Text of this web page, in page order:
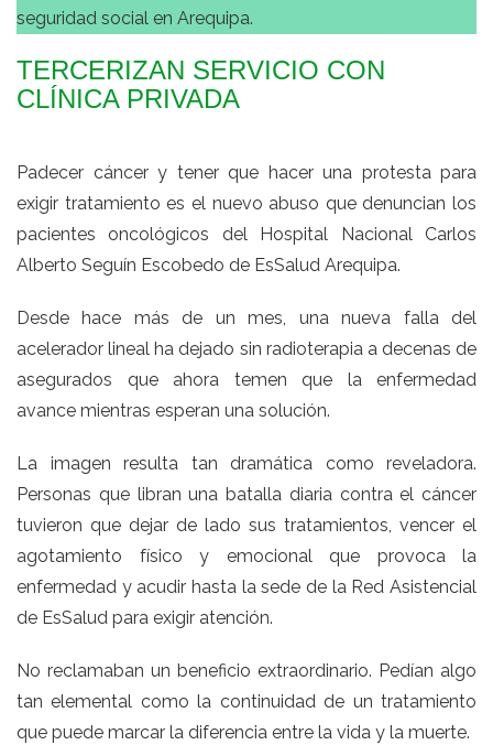
seguridad social en Arequipa.
TERCERIZAN SERVICIO CON
CLÍNICA PRIVADA
Padecer cáncer y tener que hacer una protesta para
exigir tratamiento es el nuevo abuso que denuncian los
pacientes oncológicos del Hospital Nacional Carlos
Alberto Seguín Escobedo de EsSalud Arequipa.
Desde hace más de un mes, una nueva falla del
acelerador lineal ha dejado sin radioterapia a decenas de
asegurados que ahora temen que la enfermedad
avance mientras esperan una solución.
La imagen resulta tan dramática como reveladora.
Personas que libran una batalla diaria contra el cáncer
tuvieron que dejar de lado sus tratamientos, vencer el
agotamiento físico y emocional que provoca la
enfermedad y acudir hasta la sede de la Red Asistencial
de EsSalud para exigir atención.
No reclamaban un beneficio extraordinario. Pedían algo
tan elemental como la continuidad de un tratamiento
que puede marcar la diferencia entre la vida y la muerte.